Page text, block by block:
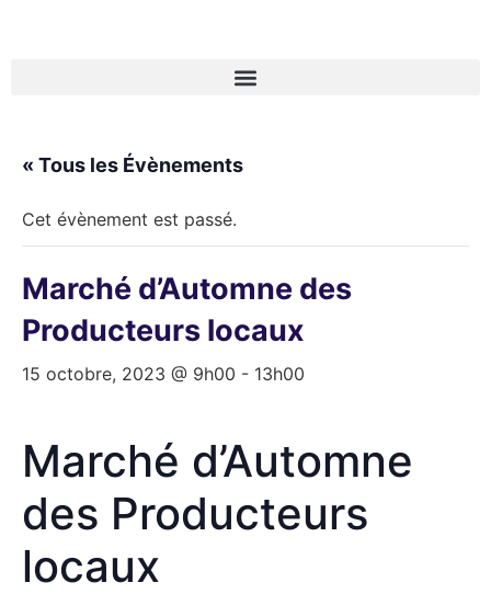
« Tous les Évènements
Cet évènement est passé.
Marché d’Automne des
Producteurs locaux
15 octobre, 2023 @ 9h00 - 13h00
Marché d’Automne
des Producteurs
locaux